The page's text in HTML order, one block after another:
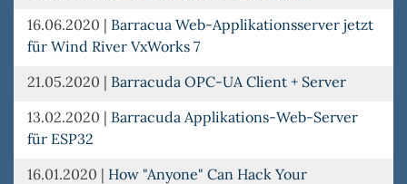
16.06.2020 | Barracua Web-Applikationsserver jetzt
für Wind River VxWorks 7
21.05.2020 | Barracuda OPC-UA Client + Server
13.02.2020 | Barracuda Applikations-Web-Server
für ESP32
16.01.2020 | How "Anyone" Can Hack Your